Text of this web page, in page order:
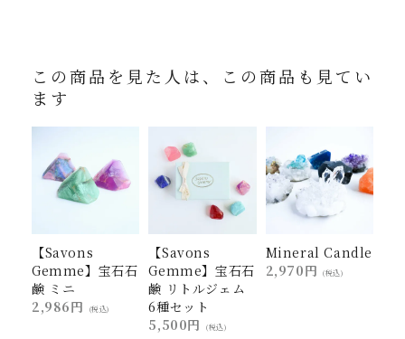
この商品を見た人は、この商品も見てい
ます
【Savons
Gemme】宝石石
鹸 ミニ
2,986円
(税込)
【Savons
Gemme】宝石石
鹸 リトルジェム
6種セット
5,500円
(税込)
Mineral Candle
2,970円
(税込)